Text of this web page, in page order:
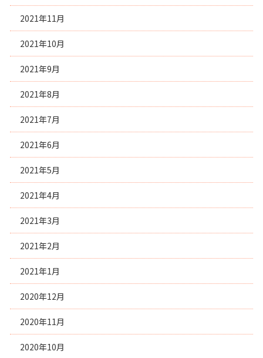
2021年11月
2021年10月
2021年9月
2021年8月
2021年7月
2021年6月
2021年5月
2021年4月
2021年3月
2021年2月
2021年1月
2020年12月
2020年11月
2020年10月